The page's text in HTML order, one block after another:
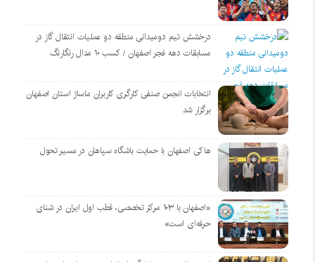
درخشش تیم دومیدانی منطقه دو عملیات انتقال گاز در
مسابقات دهه فجر اصفهان / کسب ۱۰ مدال رنگارنگ
انتخابات انجمن صنفی کارگری کاربران ماساژ استان اصفهان
برگزار شد
هاکی اصفهان با حمایت باشگاه سپاهان در مسیر تحول
«اصفهان با ۱۰۳ مرکز تخصصی، قطب اول ایران در شنای
حرفه‌ای است»